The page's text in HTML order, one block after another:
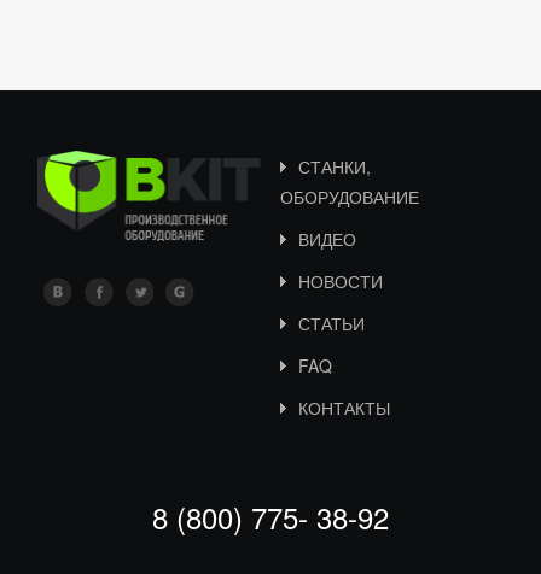
СТАНКИ,
ОБОРУДОВАНИЕ
ВИДЕО
НОВОСТИ
СТАТЬИ
FAQ
КОНТАКТЫ
8 (800) 775- 38-92